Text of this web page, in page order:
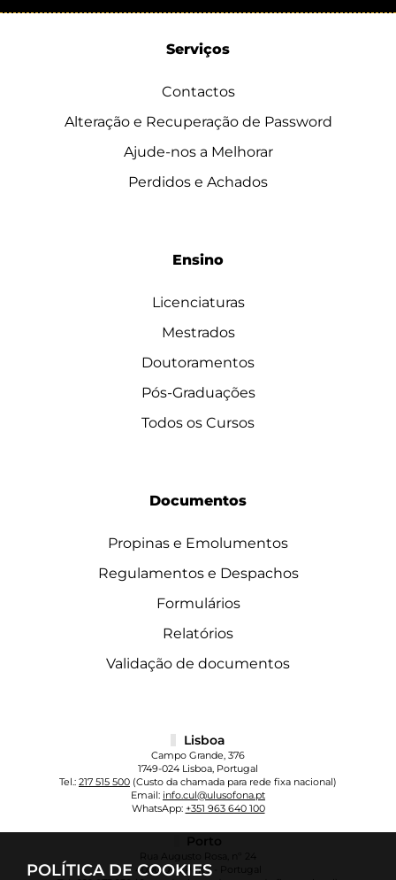
POLÍTICA DE COOKIES
Serviços
Contactos
Alteração e Recuperação de Password
Ajude-nos a Melhorar
Perdidos e Achados
Ensino
Licenciaturas
Mestrados
Doutoramentos
Pós-Graduações
Todos os Cursos
Documentos
Propinas e Emolumentos
Regulamentos e Despachos
Formulários
Relatórios
Validação de documentos
Lisboa
Campo Grande, 376
1749-024 Lisboa, Portugal
Tel.: 217 515 500 (Custo da chamada para rede fixa nacional)
Email: info.cul@ulusofona.pt
WhatsApp: +351 963 640 100
Porto
Rua Augusto Rosa, nº 24
4000-098 Porto - Portugal